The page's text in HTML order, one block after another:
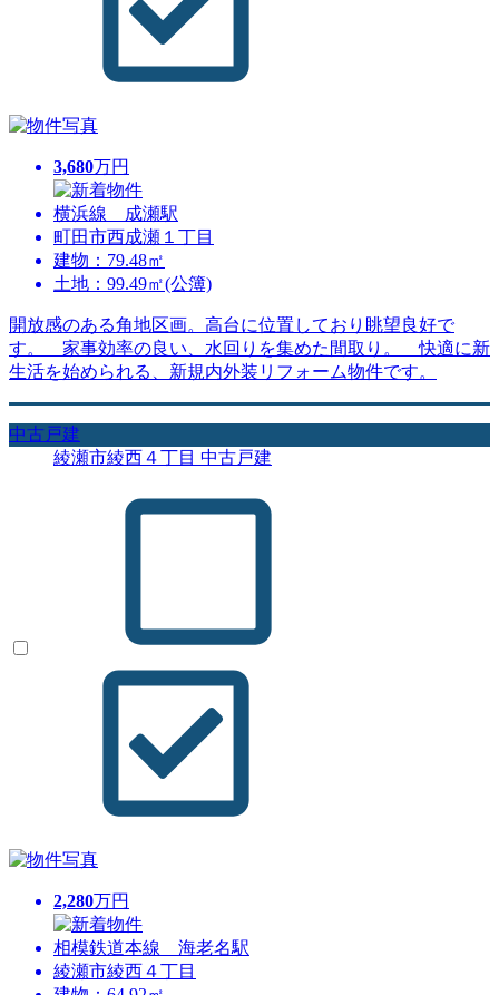
3,680万円
横浜線 成瀬駅
町田市西成瀬１丁目
建物：79.48㎡
土地：99.49㎡(公簿)
開放感のある角地区画。高台に位置しており眺望良好で
す。 家事効率の良い、水回りを集めた間取り。 快適に新
生活を始められる、新規内外装リフォーム物件です。
中古戸建
綾瀬市綾西４丁目 中古戸建
2,280万円
相模鉄道本線 海老名駅
綾瀬市綾西４丁目